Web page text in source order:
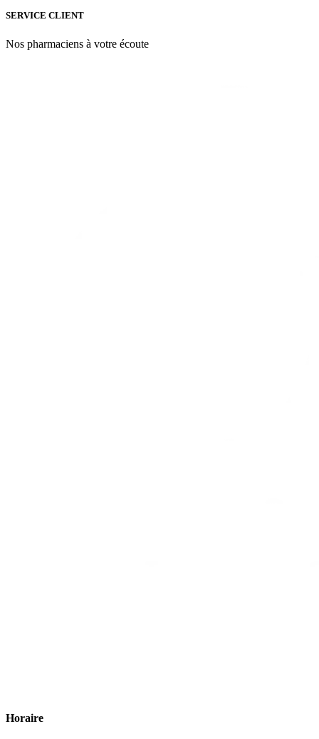
SERVICE CLIENT
Nos pharmaciens à votre écoute
Horaire